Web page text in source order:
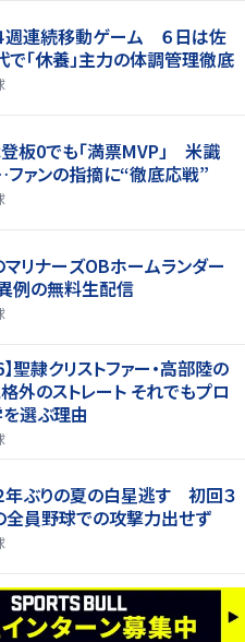
週連続移動ゲーム ６日は佐
「休養」主力の体調管理徹底
板0でも「満票MVP」 米識
ァンの指摘に“徹底応戦”
リナーズOBホームランダー
例の無料生配信
聖隷クリストファー・高部陸の
格外のストレート それでもプロ
選ぶ理由
年ぶりの夏の白星逃す 初回３
員野球での攻撃力出せず